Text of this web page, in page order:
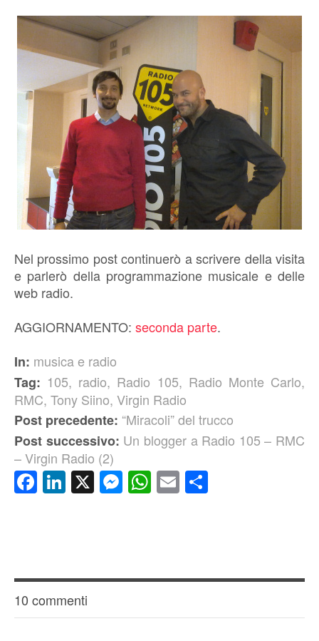
Nel prossimo post continuerò a scrivere della visita
e parlerò della programmazione musicale e delle
web radio.
AGGIORNAMENTO: seconda parte.
In: musica e radio
Tag: 105, radio, Radio 105, Radio Monte Carlo,
RMC, Tony Siino, Virgin Radio
Post precedente: “Miracoli” del trucco
Post successivo: Un blogger a Radio 105 – RMC
– Virgin Radio (2)
Facebook
LinkedIn
X Messenger
WhatsApp
Email
10 commenti